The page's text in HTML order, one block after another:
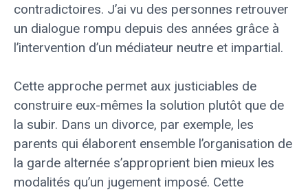
contradictoires. J’ai vu des personnes retrouver
un dialogue rompu depuis des années grâce à
l’intervention d’un médiateur neutre et impartial.
Cette approche permet aux justiciables de
construire eux-mêmes la solution plutôt que de
la subir. Dans un divorce, par exemple, les
parents qui élaborent ensemble l’organisation de
la garde alternée s’approprient bien mieux les
modalités qu’un jugement imposé. Cette